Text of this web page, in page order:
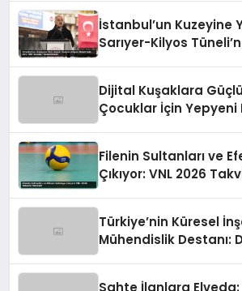
İstanbul’un Kuzeyine
Sarıyer-Kilyos
Dijital Kuşaklara
Çocuklar İçin Yepyeni
Filenin Sultanları ve
Çıkıyor: VNL 2026
Türkiye’nin Küresel
Mühendislik Destanı:
Sahte İlanlara Elveda: